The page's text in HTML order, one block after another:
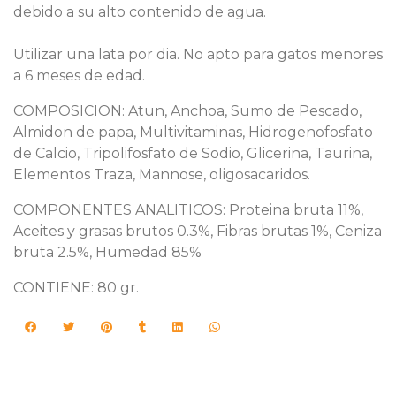
debido a su alto contenido de agua.
Utilizar una lata por dia. No apto para gatos menores
a 6 meses de edad.
COMPOSICION: Atun, Anchoa, Sumo de Pescado,
Almidon de papa, Multivitaminas, Hidrogenofosfato
de Calcio, Tripolifosfato de Sodio, Glicerina, Taurina,
Elementos Traza, Mannose, oligosacaridos.
COMPONENTES ANALITICOS: Proteina bruta 11%,
Aceites y grasas brutos 0.3%, Fibras brutas 1%, Ceniza
bruta 2.5%, Humedad 85%
CONTIENE: 80 gr.